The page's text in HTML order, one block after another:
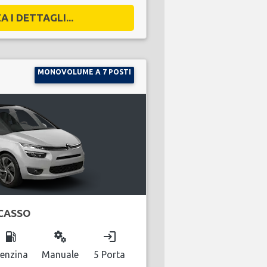
I DETTAGLI...
MONOVOLUME A 7 POSTI
local_gas_station miscellaneous_services
Manuale
login
5 Porta